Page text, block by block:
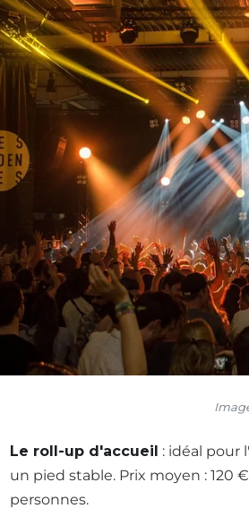
Le roll-up d'accueil : idéal pour
un pied stable. Prix moyen : 120
personnes.